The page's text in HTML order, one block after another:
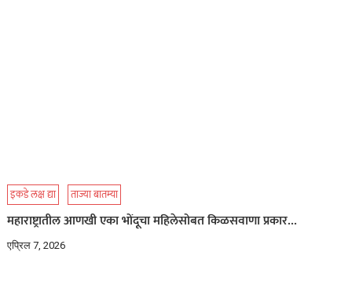
इकडे लक्ष द्या ताज्या बातम्या
महाराष्ट्रातील आणखी एका भोंदूचा महिलेसोबत किळसवाणा प्रकार…
एप्रिल 7, 2026